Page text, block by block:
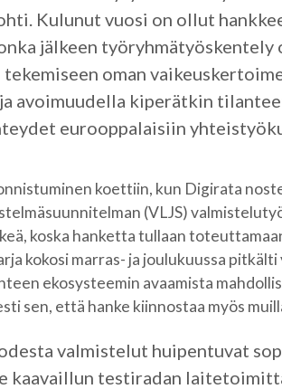
Kulunut vuosi on ollut
jälkeen
oman
avoimuudella kiperätkin
eurooppalaisiin
koettiin, kun Digirata
(VLJS)
koska hanketta tullaan
kokosi marras- ja joulukuussa
ekosysteemin avaamista
sen, että hanke kiinnostaa myös
valmistelut huipentuvat
kaavaillun testiradan